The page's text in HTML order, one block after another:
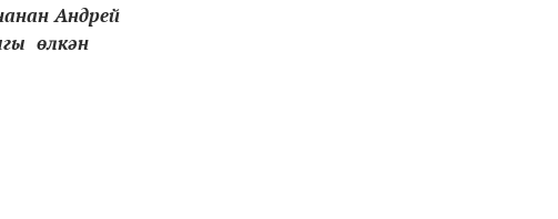
Андрей
өлкән